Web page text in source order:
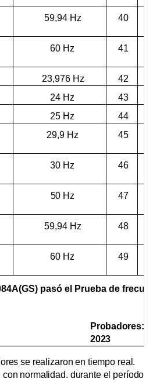
59,94 Hz 40
60 Hz 41
23,976 Hz
42
24 Hz
43
25 Hz
44
29,9 Hz 45
30 Hz 46
50 Hz 47
59,94 Hz 48
60 Hz 49
pasó el
Prueba de
Probadores:
2023
se realizaron en tiempo real.
con normalidad. durante el período